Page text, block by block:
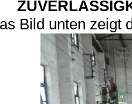
Bild unten zeigt